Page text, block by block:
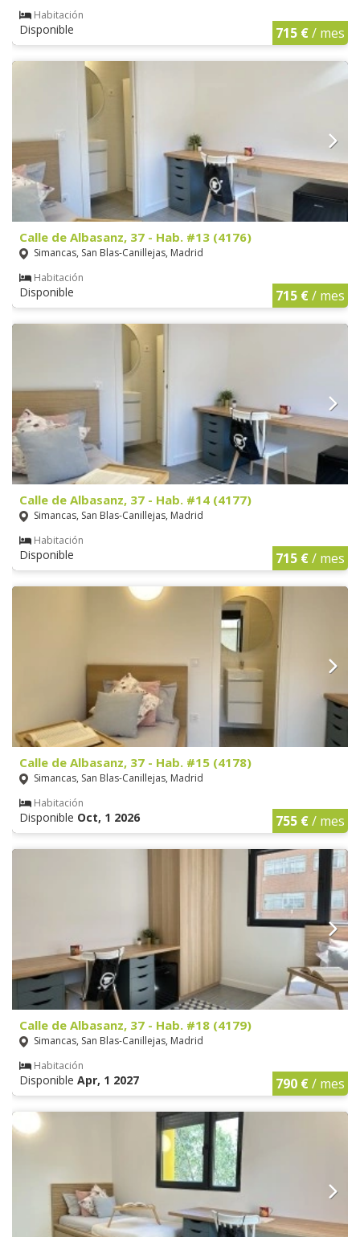
Habitación
Disponible 715 €/ mes
Calle de Albasanz, 37 - Hab. #13 (4176)
Simancas, San Blas-Canillejas, Madrid
Habitación
Disponible 715 €/ mes
Calle de Albasanz, 37 - Hab. #14 (4177)
Simancas, San Blas-Canillejas, Madrid
Habitación
Disponible 715 €/ mes
Calle de Albasanz, 37 - Hab. #15 (4178)
Simancas, San Blas-Canillejas, Madrid
Habitación
Disponible Oct, 1 2026 755 €/ mes
Calle de Albasanz, 37 - Hab. #18 (4179)
Simancas, San Blas-Canillejas, Madrid
Habitación
Disponible Apr, 1 2027 790 €/ mes